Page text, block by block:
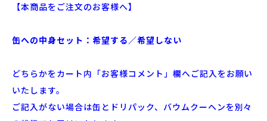
【本商品をご注文のお客様へ】
缶への中身セット：希望する／希望しない
どちらかをカート内「お客様コメント」欄へご記入をお願い
いたします。
ご記入がない場合は缶とドリパック、バウムクーヘンを別々